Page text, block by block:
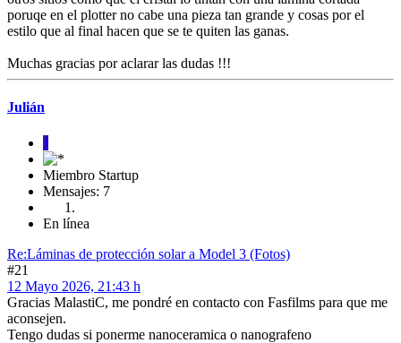
poruqe en el plotter no cabe una pieza tan grande y cosas por el
estilo que al final hacen que se te quiten las ganas.
Muchas gracias por aclarar las dudas !!!
Julián
J
Miembro Startup
Mensajes: 7
En línea
Re:Láminas de protección solar a Model 3 (Fotos)
#21
12 Mayo 2026, 21:43 h
Gracias MalastiC, me pondré en contacto con Fasfilms para que me
aconsejen.
Tengo dudas si ponerme nanoceramica o nanografeno